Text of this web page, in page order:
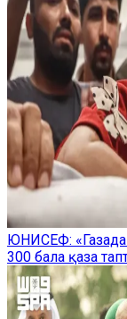
ЮНИСЕФ: «Газада
300 бала қаза